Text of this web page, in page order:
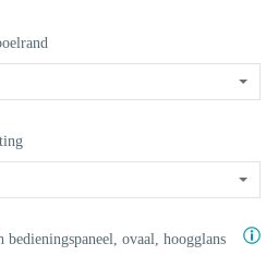
bedieningspaneel, ovaal, hoogglans